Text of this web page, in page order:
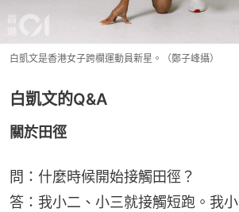
白凱文是香港女子跨欄運動員新星。（鄭子峰攝）
白凱文的Q&A
關於田徑
問：什麼時候開始接觸田徑？
答：我小二、小三就接觸短跑。我